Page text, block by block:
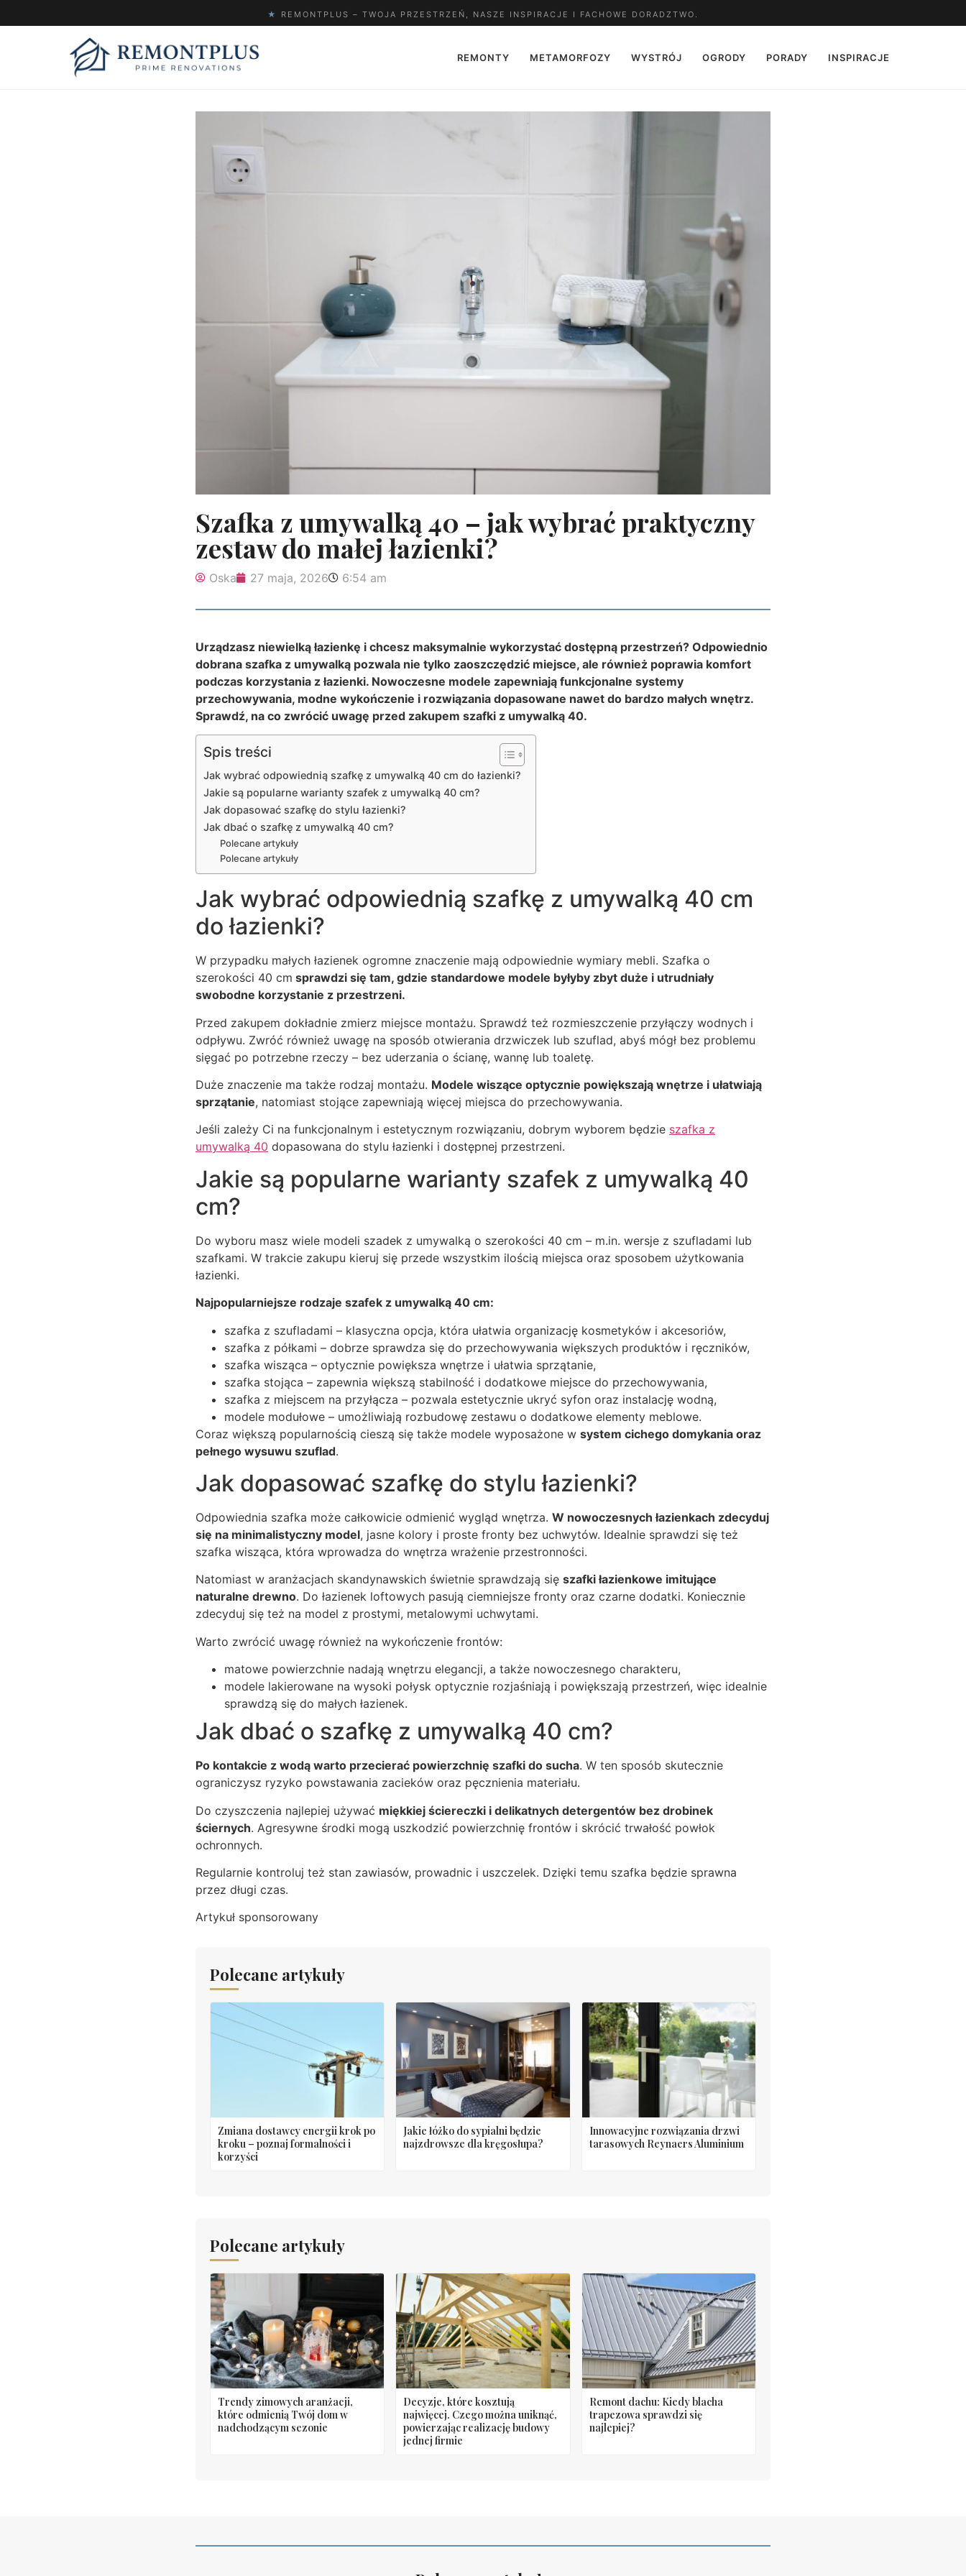
★ REMONTPLUS – TWOJA PRZESTRZEŃ, NASZE INSPIRACJE I FACHOWE DORADZTWO.
REMONTY METAMORFOZY WYSTRÓJ OGRODY PORADY INSPIRACJE
Szafka z umywalką 40 – jak wybrać praktyczny
zestaw do małej łazienki?
Oska 27 maja, 2026 6:54 am
Urządzasz niewielką łazienkę i chcesz maksymalnie wykorzystać dostępną przestrzeń? Odpowiednio
dobrana szafka z umywalką pozwala nie tylko zaoszczędzić miejsce, ale również poprawia komfort
podczas korzystania z łazienki. Nowoczesne modele zapewniają funkcjonalne systemy
przechowywania, modne wykończenie i rozwiązania dopasowane nawet do bardzo małych wnętrz.
Sprawdź, na co zwrócić uwagę przed zakupem szafki z umywalką 40.
Spis treści
Jak wybrać odpowiednią szafkę z umywalką 40 cm do łazienki?
Jakie są popularne warianty szafek z umywalką 40 cm?
Jak dopasować szafkę do stylu łazienki?
Jak dbać o szafkę z umywalką 40 cm?
Polecane artykuły
Polecane artykuły
Jak wybrać odpowiednią szafkę z umywalką 40 cm
do łazienki?
W przypadku małych łazienek ogromne znaczenie mają odpowiednie wymiary mebli. Szafka o
szerokości 40 cm sprawdzi się tam, gdzie standardowe modele byłyby zbyt duże i utrudniały
swobodne korzystanie z przestrzeni.
Przed zakupem dokładnie zmierz miejsce montażu. Sprawdź też rozmieszczenie przyłączy wodnych i
odpływu. Zwróć również uwagę na sposób otwierania drzwiczek lub szuflad, abyś mógł bez problemu
sięgać po potrzebne rzeczy – bez uderzania o ścianę, wannę lub toaletę.
Duże znaczenie ma także rodzaj montażu. Modele wiszące optycznie powiększają wnętrze i ułatwiają
sprzątanie, natomiast stojące zapewniają więcej miejsca do przechowywania.
Jeśli zależy Ci na funkcjonalnym i estetycznym rozwiązaniu, dobrym wyborem będzie szafka z
umywalką 40 dopasowana do stylu łazienki i dostępnej przestrzeni.
Jakie są popularne warianty szafek z umywalką 40
cm?
Do wyboru masz wiele modeli szadek z umywalką o szerokości 40 cm – m.in. wersje z szufladami lub
szafkami. W trakcie zakupu kieruj się przede wszystkim ilością miejsca oraz sposobem użytkowania
łazienki.
Najpopularniejsze rodzaje szafek z umywalką 40 cm:
szafka z szufladami – klasyczna opcja, która ułatwia organizację kosmetyków i akcesoriów,
szafka z półkami – dobrze sprawdza się do przechowywania większych produktów i ręczników,
szafka wisząca – optycznie powiększa wnętrze i ułatwia sprzątanie,
szafka stojąca – zapewnia większą stabilność i dodatkowe miejsce do przechowywania,
szafka z miejscem na przyłącza – pozwala estetycznie ukryć syfon oraz instalację wodną,
modele modułowe – umożliwiają rozbudowę zestawu o dodatkowe elementy meblowe.
Coraz większą popularnością cieszą się także modele wyposażone w system cichego domykania oraz
pełnego wysuwu szuflad.
Jak dopasować szafkę do stylu łazienki?
Odpowiednia szafka może całkowicie odmienić wygląd wnętrza. W nowoczesnych łazienkach zdecyduj
się na minimalistyczny model, jasne kolory i proste fronty bez uchwytów. Idealnie sprawdzi się też
szafka wisząca, która wprowadza do wnętrza wrażenie przestronności.
Natomiast w aranżacjach skandynawskich świetnie sprawdzają się szafki łazienkowe imitujące
naturalne drewno. Do łazienek loftowych pasują ciemniejsze fronty oraz czarne dodatki. Koniecznie
zdecyduj się też na model z prostymi, metalowymi uchwytami.
Warto zwrócić uwagę również na wykończenie frontów:
matowe powierzchnie nadają wnętrzu elegancji, a także nowoczesnego charakteru,
modele lakierowane na wysoki połysk optycznie rozjaśniają i powiększają przestrzeń, więc idealnie
sprawdzą się do małych łazienek.
Jak dbać o szafkę z umywalką 40 cm?
Po kontakcie z wodą warto przecierać powierzchnię szafki do sucha. W ten sposób skutecznie
ograniczysz ryzyko powstawania zacieków oraz pęcznienia materiału.
Do czyszczenia najlepiej używać miękkiej ściereczki i delikatnych detergentów bez drobinek
ściernych. Agresywne środki mogą uszkodzić powierzchnię frontów i skrócić trwałość powłok
ochronnych.
Regularnie kontroluj też stan zawiasów, prowadnic i uszczelek. Dzięki temu szafka będzie sprawna
przez długi czas.
Artykuł sponsorowany
Polecane artykuły
Zmiana dostawcy energii krok po
kroku – poznaj formalności i
korzyści
Jakie łóżko do sypialni będzie
najzdrowsze dla kręgosłupa?
Innowacyjne rozwiązania drzwi
tarasowych Reynaers Aluminium
Polecane artykuły
Trendy zimowych aranżacji,
które odmienią Twój dom w
nadchodzącym sezonie
Decyzje, które kosztują
najwięcej. Czego można uniknąć,
powierzając realizację budowy
jednej firmie
Remont dachu: Kiedy blacha
trapezowa sprawdzi się
najlepiej?